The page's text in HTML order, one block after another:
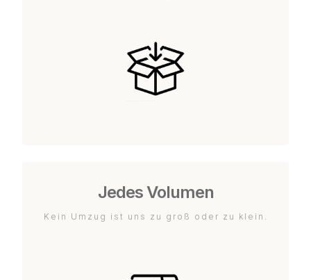
Jedes Volumen
Kein Umzug ist uns zu groß oder zu klein.